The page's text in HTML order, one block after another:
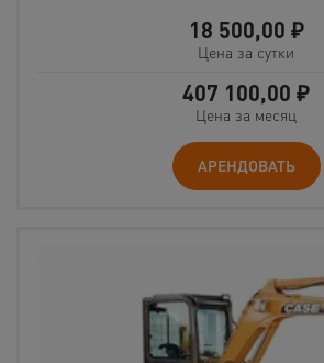
18 500,00 ₽
Цена за сутки
407 100,00 ₽
Цена за месяц
АРЕНДОВАТЬ